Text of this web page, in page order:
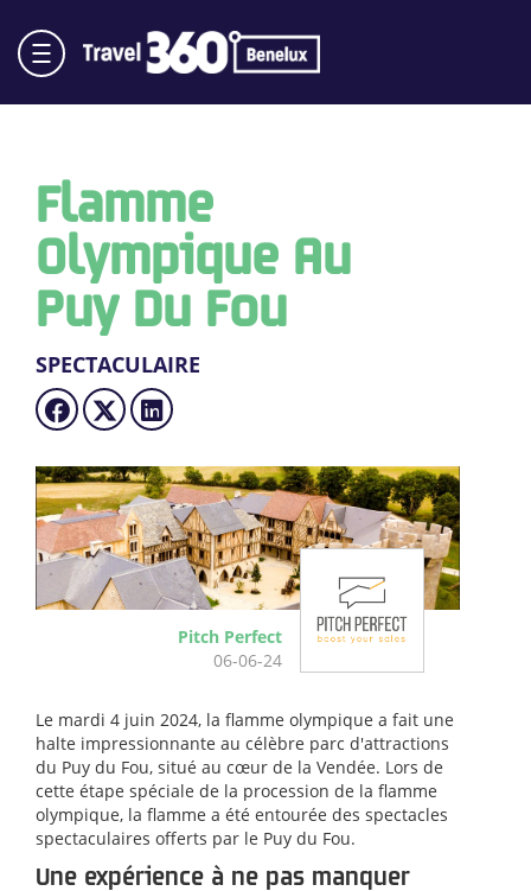
Flamme
Olympique Au
Puy Du Fou
SPECTACULAIRE
Pitch Perfect
06-06-24
Le mardi 4 juin 2024, la flamme olympique a fait une
halte impressionnante au célèbre parc d'attractions
du Puy du Fou, situé au cœur de la Vendée. Lors de
cette étape spéciale de la procession de la flamme
olympique, la flamme a été entourée des spectacles
spectaculaires offerts par le Puy du Fou.
Une expérience à ne pas manquer